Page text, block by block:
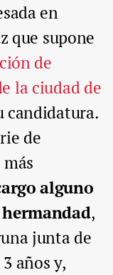
en
que supone
de
la ciudad de
candidatura.
de
alguno
,
junta de
años y,